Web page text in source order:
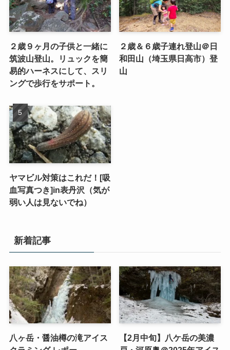
２歳９ヶ月の子供と一緒に
筑波山登山。リュックを簡
易的ハーネスにして、スリ
ングで歩行をサポート。
２歳＆６歳子連れ登山＠日
和田山（埼玉県日高市）登
山
ヤマビル対策はこれだ！[吸
血写真つき]in表丹沢（気が
弱い人は見ないでね）
新着記事
八ヶ岳・醤油樽の滝アイス
【2月中旬】八ケ岳の美濃